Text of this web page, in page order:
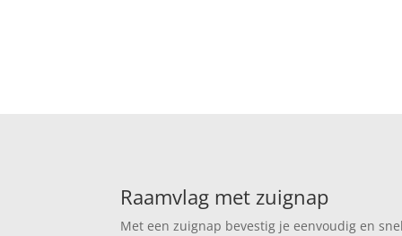
Raamvlag met zuignap
Met een zuignap bevestig je eenvoudig en